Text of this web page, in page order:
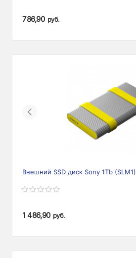
786,90 руб.
Previous
Внешний SSD диск Sony 1Tb (SLM1)
1 486,90 руб.